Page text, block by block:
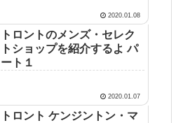
2020.01.08
トロントのメンズ・セレク
トショップを紹介するよ パ
ート１
2020.01.07
トロント ケンジントン・マ